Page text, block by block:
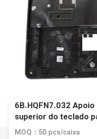
6B.HQFN7.032
superior do teclado
C871T
MOQ：50 pcs/caixa